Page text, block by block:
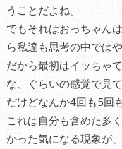
うことだよね。
でもそれはおっちゃん
ら私達も思考の中では
だから最初はイッちゃ
な、ぐらいの感覚で見
だけどなんか4回も5回
これは自分も含めた多
かった気になる現象が、